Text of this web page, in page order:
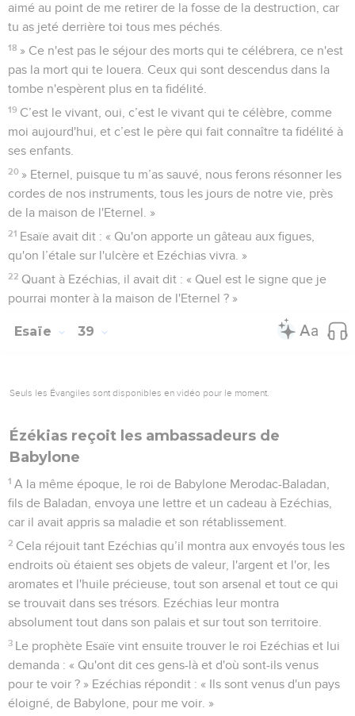
aimé au point de me retirer de la fosse de la destruction, car
tu as jeté derrière toi tous mes péchés.
18 » Ce n'est pas le séjour des morts qui te célébrera, ce n'est
pas la mort qui te louera. Ceux qui sont descendus dans la
tombe n'espèrent plus en ta fidélité.
19 C’est le vivant, oui, c’est le vivant qui te célèbre, comme
moi aujourd'hui, et c’est le père qui fait connaître ta fidélité à
ses enfants.
20 » Eternel, puisque tu m’as sauvé, nous ferons résonner les
cordes de nos instruments, tous les jours de notre vie, près
de la maison de l'Eternel. »
21 Esaïe avait dit : « Qu'on apporte un gâteau aux figues,
qu'on l’étale sur l'ulcère et Ezéchias vivra. »
22 Quant à Ezéchias, il avait dit : « Quel est le signe que je
pourrai monter à la maison de l'Eternel ? »
Esaïe 39
Seuls les Évangiles sont disponibles en vidéo pour le moment.
Ézékias reçoit les ambassadeurs de
Babylone
1 A la même époque, le roi de Babylone Merodac-Baladan,
fils de Baladan, envoya une lettre et un cadeau à Ezéchias,
car il avait appris sa maladie et son rétablissement.
2 Cela réjouit tant Ezéchias qu’il montra aux envoyés tous les
endroits où étaient ses objets de valeur, l'argent et l'or, les
aromates et l'huile précieuse, tout son arsenal et tout ce qui
se trouvait dans ses trésors. Ezéchias leur montra
absolument tout dans son palais et sur tout son territoire.
3 Le prophète Esaïe vint ensuite trouver le roi Ezéchias et lui
demanda : « Qu'ont dit ces gens-là et d'où sont-ils venus
pour te voir ? » Ezéchias répondit : « Ils sont venus d'un pays
éloigné, de Babylone, pour me voir. »